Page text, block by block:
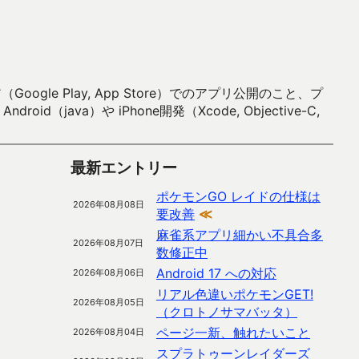
Google Play, App Store）でのアプリ公開のこと、プ
Android（java）や iPhone開発（Xcode, Objective-C,
最新エントリー
2026年08月08日
ポケモンGO レイドの仕様は
要改善 ≪
2026年08月07日
麻雀系アプリ細かい不具合多
数修正中
2026年08月06日 Android 17 への対応
2026年08月05日
リアル色違いポケモンGET!
（クロトノサマバッタ）
2026年08月04日 ページ一新、触れたいこと
スプラトゥーンレイダーズ